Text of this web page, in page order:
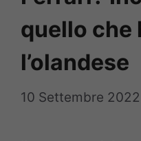
quello che
l’olandese
10 Settembre 2022